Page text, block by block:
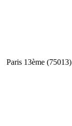
Paris 13ème (75013)